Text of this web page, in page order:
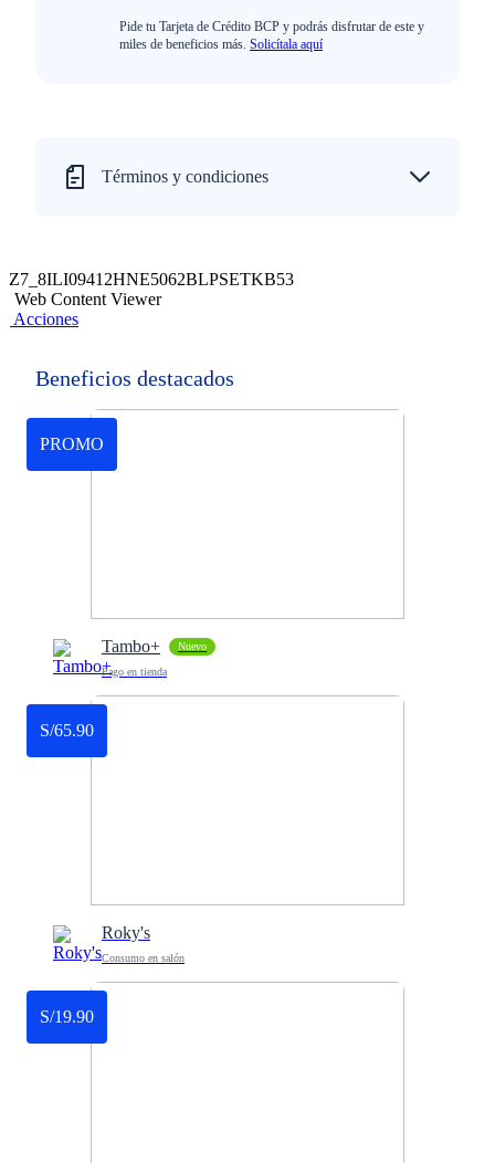
Pide tu Tarjeta de Crédito BCP y podrás disfrutar de este y
miles de beneficios más. Solicítala aquí
Términos y condiciones
Z7_8ILI09412HNE5062BLPSETKB53
Web Content Viewer
Acciones
Beneficios destacados
PROMO
Tambo+ Nuevo
Pago en tienda
S/65.90
Roky's
Consumo en salón
S/19.90